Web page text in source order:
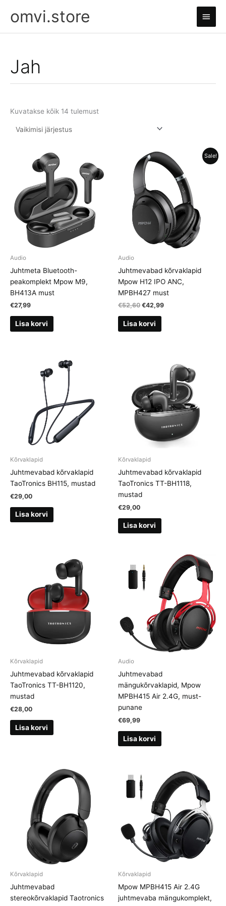
omvi.store
Main
Menu
Jah
Kuvatakse kõik 14 tulemust
Audio
Juhtmeta Bluetooth-
peakomplekt Mpow M9,
BH413A must
€27,99
Lisa korvi
Sale!
Audio
Juhtmevabad kõrvaklapid
Mpow H12 IPO ANC,
MPBH427 must
€52,60 Algne
oli:
€52,60.
€42,99Current
Lisa korvi
Kõrvaklapid
Juhtmevabad kõrvaklapid
TaoTronics BH115, mustad
€29,00
Lisa korvi
Kõrvaklapid
Juhtmevabad kõrvaklapid
TaoTronics TT-BH1118,
mustad
€29,00
Lisa korvi
Kõrvaklapid
Juhtmevabad kõrvaklapid
TaoTronics TT-BH1120,
mustad
€28,00
Lisa korvi
Audio
Juhtmevabad
mängukõrvaklapid, Mpow
MPBH415 Air 2.4G, must-
punane
€69,99
Lisa korvi
Kõrvaklapid
Juhtmevabad
stereokõrvaklapid Taotronics
Kõrvaklapid
Mpow MPBH415 Air 2.4G
juhtmevaba mängukomplekt,